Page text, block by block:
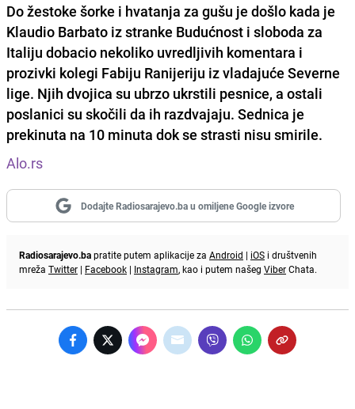
Do žestoke šorke i hvatanja za gušu je došlo kada je
Klaudio Barbato iz stranke Budućnost i sloboda za
Italiju dobacio nekoliko uvredljivih komentara i
prozivki kolegi Fabiju Ranijeriju iz vladajuće Severne
lige. Njih dvojica su ubrzo ukrstili pesnice, a ostali
poslanici su skočili da ih razdvajaju. Sednica je
prekinuta na 10 minuta dok se strasti nisu smirile.
Alo.rs
Dodajte Radiosarajevo.ba u omiljene Google izvore
Radiosarajevo.bapratite putem aplikacije za Android | iOS i društvenih
mreža Twitter | Facebook | Instagram, kao i putem našeg ViberChata.